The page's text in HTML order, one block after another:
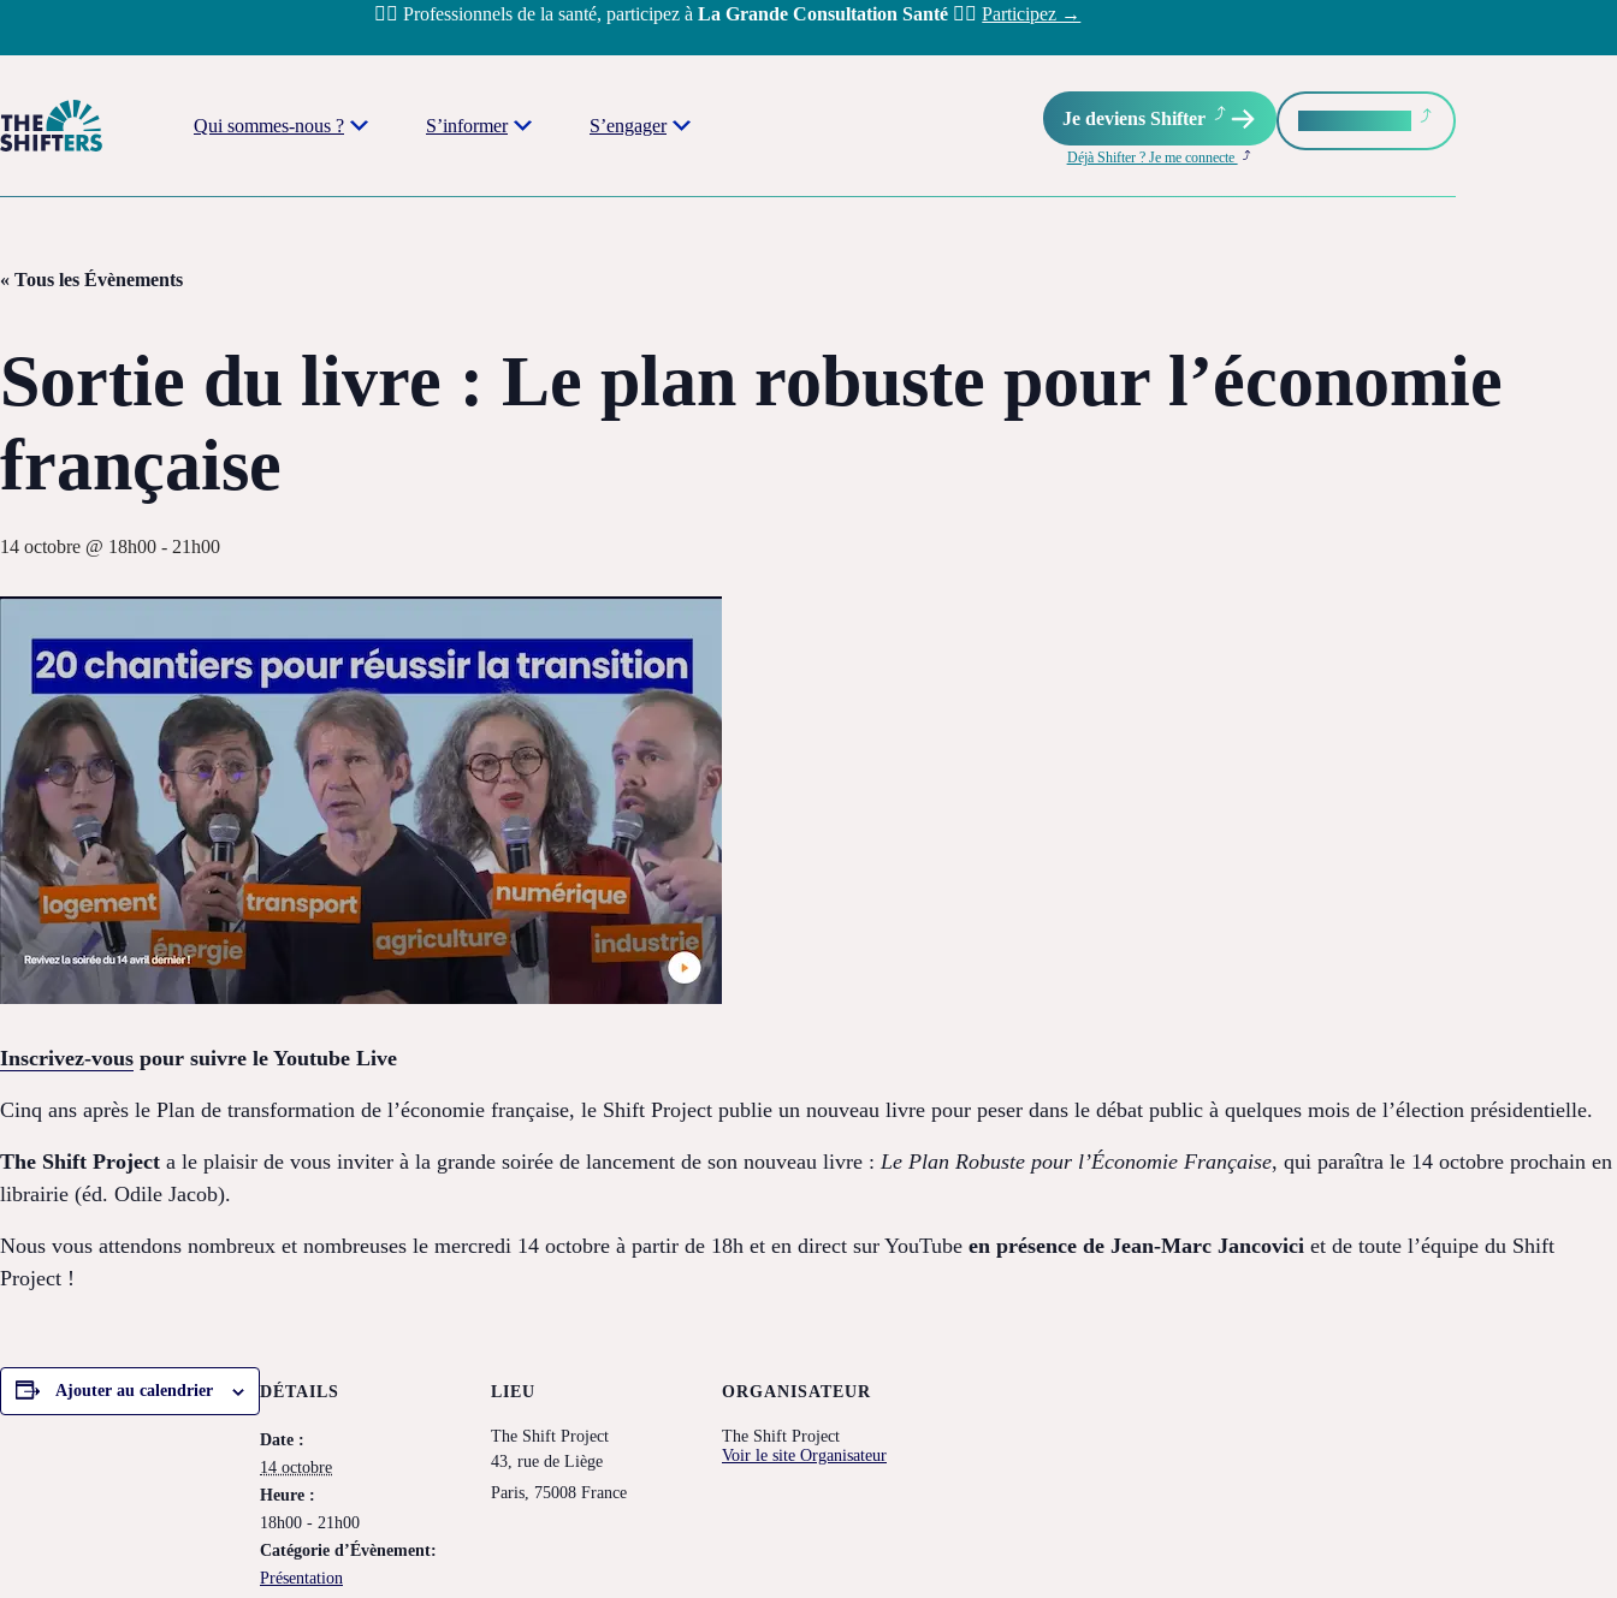
contenu
🧑‍⚕️ Professionnels de la santé, participez àLa Grande Consultation Santé 👩‍⚕️Participez →
Qui sommes-nous ? S’informer S’engager Je deviens Shifter
Déjà Shifter ? Je me connecte
« Tous les Évènements
Sortie du livre : Le plan robuste pour l’économie
française
14 octobre @ 18h00 - 21h00
Inscrivez-vous pour suivre le Youtube Live
Cinq ans après le Plan de transformation de l’économie française, le Shift Project publie un nouveau livre pour peser dans le débat public à quelques mois de l’élection présidentielle.
The Shift Project a le plaisir de vous inviter à la grande soirée de lancement de son nouveau livre : Le Plan Robuste pour l’Économie Française, qui paraîtra le 14 octobre prochain en
librairie (éd. Odile Jacob).
Nous vous attendons nombreux et nombreuses le mercredi 14 octobre à partir de 18h et en direct sur YouTube en présence de Jean-Marc Jancovici et de toute l’équipe du Shift
Project !
Ajouter au calendrier DÉTAILS
Date :
14 octobre
Heure :
18h00 - 21h00
Catégorie d’Évènement:
Présentation
LIEU
The Shift Project
43, rue de Liège
Paris, 75008 France
ORGANISATEUR
The Shift Project
Voir le site Organisateur